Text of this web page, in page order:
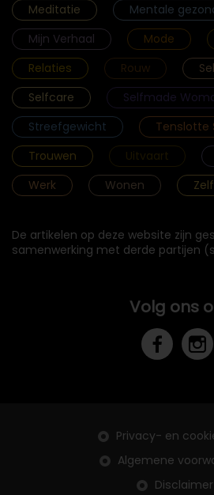
Meditatie
Mentale
Mijn Verhaal
Mode
Relaties
Rouw
Selfcare
Selfmade
Streefgewicht
Tenslotte
Trouwen
Uitvaart
Werk
Wonen
De artikelen op deze website zijn
samenwerking met derde partijen
Volg ons
Privacy- en
Algemene
Disclaimer